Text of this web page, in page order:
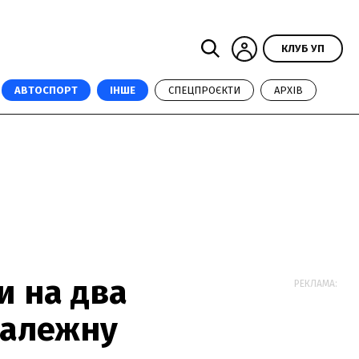
КЛУБ УП
АВТОСПОРТ ІНШЕ СПЕЦПРОЄКТИ АРХІВ
на два
РЕКЛАМА: